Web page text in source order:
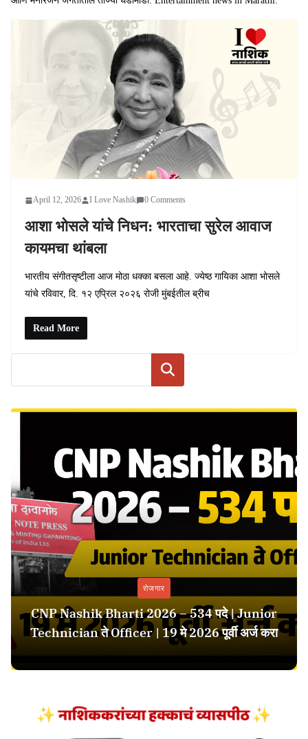
April 12, 2026 I Love Nashik 0 Comments
आशा भोसले यांचे निधन: भारताचा सुरेल आवाज
कायमचा थांबला
भारतीय संगीतसृष्टीला आज मोठा धक्का बसला आहे. ज्येष्ठ गायिका आशा भोसले
यांचे रविवार, दि. १२ एप्रिल २०२६ रोजी मुंबईतील ब्रीच
Read More
Search
रोजगार
CNP Nashik Bharti 2026 – 534 पदे | Junior
Technician ते Officer | 19 मे 2026 पूर्वी अर्ज करा